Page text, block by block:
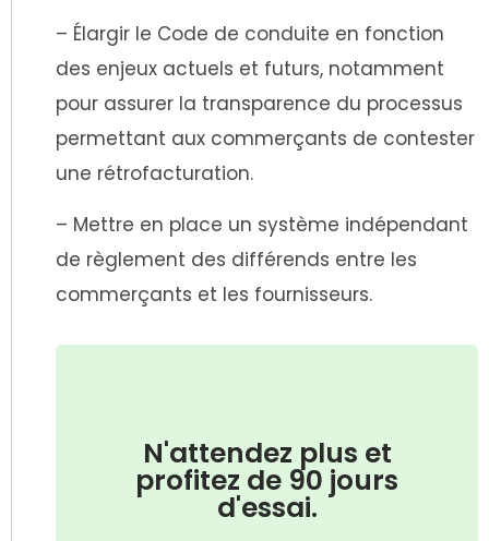
– Élargir le Code de conduite en fonction
des enjeux actuels et futurs, notamment
pour assurer la transparence du processus
permettant aux commerçants de contester
une rétrofacturation.
– Mettre en place un système indépendant
de règlement des différends entre les
commerçants et les fournisseurs.
N'attendez plus et
profitez de 90 jours
d'essai.